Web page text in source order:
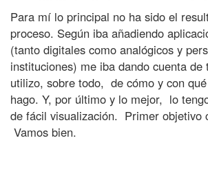
a
g
r
a
d
o
C
Para mí lo principal no ha sido el
proceso. Según iba añadiendo
(tanto digitales como analógicos y
instituciones) me iba dando cuenta de
utilizo, sobre todo, de cómo y con
hago. Y, por último y lo mejor, lo
de fácil visualización. Primer objetivo
Vamos bien.